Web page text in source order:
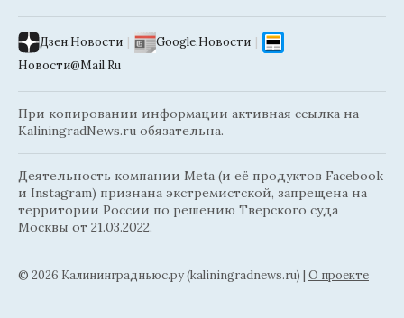
Дзен.Новости | Google.Новости |
Новости@Mail.Ru
При копировании информации активная ссылка на
KaliningradNews.ru обязательна.
Деятельность компании Meta (и её продуктов Facebook
и Instagram) признана экстремистской, запрещена на
территории России по решению Тверского суда
Москвы от 21.03.2022.
© 2026 Калининградньюc.ру (kaliningradnews.ru) | О проекте